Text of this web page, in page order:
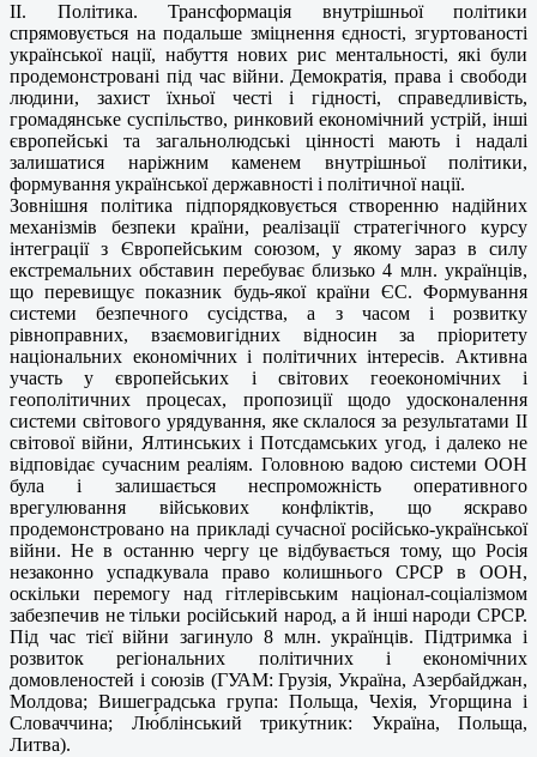
ІІ. Політика. Трансформація внутрішньої політики
спрямовується на подальше зміцнення єдності, згуртованості
української нації, набуття нових рис ментальності, які були
продемонстровані під час війни. Демократія, права і свободи
людини, захист їхньої честі і гідності, справедливість,
громадянське суспільство, ринковий економічний устрій, інші
європейські та загальнолюдські цінності мають і надалі
залишатися наріжним каменем внутрішньої політики,
формування української державності і політичної нації.
Зовнішня політика підпорядковується створенню надійних
механізмів безпеки країни, реалізації стратегічного курсу
інтеграції з Європейським союзом, у якому зараз в силу
екстремальних обставин перебуває близько 4 млн. українців,
що перевищує показник будь-якої країни ЄС. Формування
системи безпечного сусідства, а з часом і розвитку
рівноправних, взаємовигідних відносин за пріоритету
національних економічних і політичних інтересів. Активна
участь у європейських і світових геоекономічних і
геополітичних процесах, пропозиції щодо удосконалення
системи світового урядування, яке склалося за результатами ІІ
світової війни, Ялтинських і Потсдамських угод, і далеко не
відповідає сучасним реаліям. Головною вадою системи ООН
була і залишається неспроможність оперативного
врегулювання військових конфліктів, що яскраво
продемонстровано на прикладі сучасної російсько-української
війни. Не в останню чергу це відбувається тому, що Росія
незаконно успадкувала право колишнього СРСР в ООН,
оскільки перемогу над гітлерівським націонал-соціалізмом
забезпечив не тільки російський народ, а й інші народи СРСР.
Під час тієї війни загинуло 8 млн. українців. Підтримка і
розвиток регіональних політичних і економічних
домовленостей і союзів (ГУАМ: Грузія, Україна, Азербайджан,
Молдова; Вишеградська група: Польща, Чехія, Угорщина і
Словаччина; Лю́блінський трику́тник: Україна, Польща,
Литва).